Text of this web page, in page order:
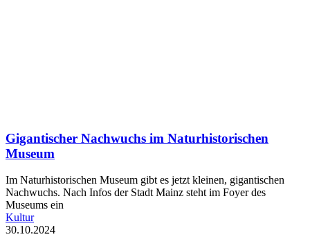
Gigantischer Nachwuchs im Naturhistorischen
Museum
Im Naturhistorischen Museum gibt es jetzt kleinen, gigantischen
Nachwuchs. Nach Infos der Stadt Mainz steht im Foyer des
Museums ein
Kultur
30.10.2024